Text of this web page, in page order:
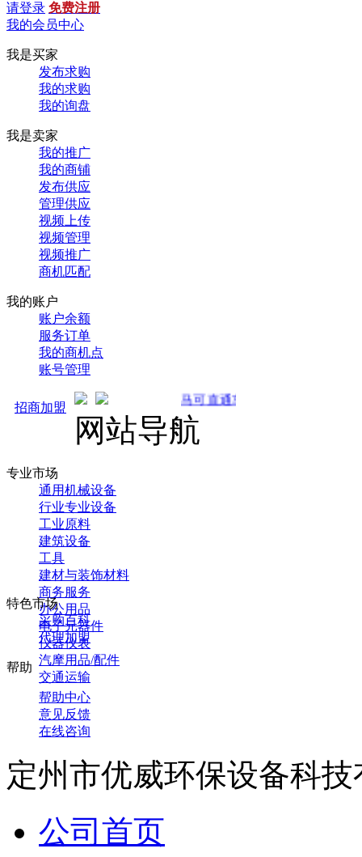
请登录 免费注册
我的会员中心
我是买家
发布求购
我的求购
我的询盘
我是卖家
我的推广
我的商铺
发布供应
管理供应
视频上传
视频管理
视频推广
商机匹配
我的账户
账户余额
服务订单
我的商机点
账号管理
招商加盟
马可直通车开启预售！全新推广 强势来
网站导航
专业市场
通用机械设备
行业专业设备
工业原料
建筑设备
工具
建材与装饰材料
商务服务
办公用品
电子元器件
仪器仪表
汽摩用品/配件
交通运输
特色市场
采购百科
代理加盟
帮助
帮助中心
意见反馈
在线咨询
定州市优威环保设备科
公司首页